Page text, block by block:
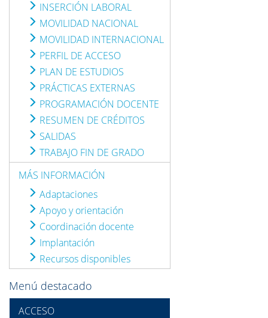
INSERCIÓN LABORAL
MOVILIDAD NACIONAL
MOVILIDAD INTERNACIONAL
PERFIL DE ACCESO
PLAN DE ESTUDIOS
PRÁCTICAS EXTERNAS
PROGRAMACIÓN DOCENTE
RESUMEN DE CRÉDITOS
SALIDAS
TRABAJO FIN DE GRADO
MÁS INFORMACIÓN
Adaptaciones
Apoyo y orientación
Coordinación docente
Implantación
Recursos disponibles
Menú destacado
ACCESO